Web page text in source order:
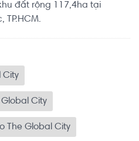
đất rộng 117,4ha tại
TP.HCM.
City
City
The Global City